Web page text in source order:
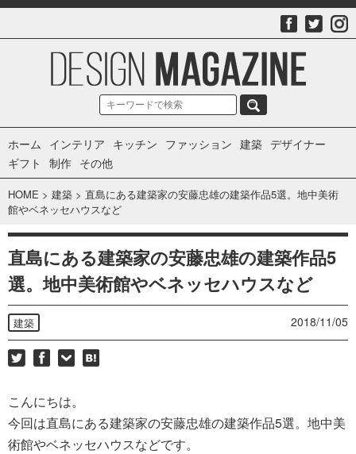
ホーム インテリア キッチン ファッション 建築 デザイナー
ギフト
制作 その他
HOME > 建築 > 直島にある建築家の安藤忠雄の建築作品5選。地中美術
館やベネッセハウスなど
直島にある建築家の安藤忠雄の建築作品5
選。地中美術館やベネッセハウスなど
建築 2018/11/05
こんにちは。
今回は直島にある建築家の安藤忠雄の建築作品5選。地中美
術館やベネッセハウスなどです。